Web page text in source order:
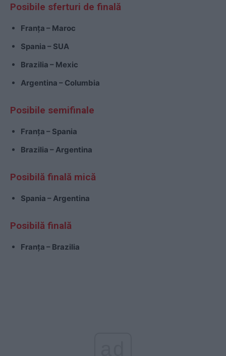
Posibile sferturi de finală
Franța – Maroc
Spania – SUA
Brazilia – Mexic
Argentina – Columbia
Posibile semifinale
Franța – Spania
Brazilia – Argentina
Posibilă finală mică
Spania – Argentina
Posibilă finală
Franța – Brazilia